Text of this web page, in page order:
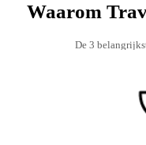
Waarom
De 3